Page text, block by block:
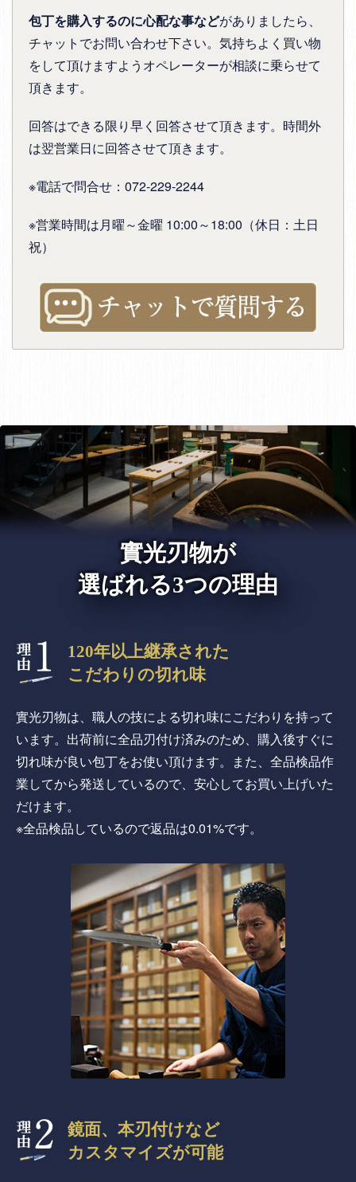
包丁を購入するのに心配な事などがありましたら、
チャットでお問い合わせ下さい。気持ちよく買い物
をして頂けますようオペレーターが相談に乗らせて
頂きます。
回答はできる限り早く回答させて頂きます。時間外
は翌営業日に回答させて頂きます。
※電話で問合せ：072-229-2244
※営業時間は月曜～金曜 10:00～18:00（休日：土日
祝）
實光刃物が
選ばれる3つの理由
120年以上継承された
こだわりの切れ味
實光刃物は、職人の技による切れ味にこだわりを持って
います。出荷前に全品刃付け済みのため、購入後すぐに
切れ味が良い包丁をお使い頂けます。また、全品検品作
業してから発送しているので、安心してお買い上げいた
だけます。
※全品検品しているので返品は0.01%です。
鏡面、本刃付けなど
カスタマイズが可能